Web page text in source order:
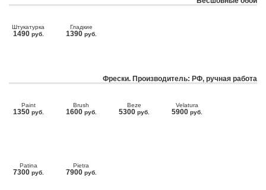
Штукатурка
1490 руб.
Гладкие
1390 руб.
Фрески. Производитель: РФ, ручная работа
Paint
1350 руб.
Brush
1600 руб.
Beze
5300 руб.
Velatura
5900 руб.
Patina
7300 руб.
Pietra
7900 руб.